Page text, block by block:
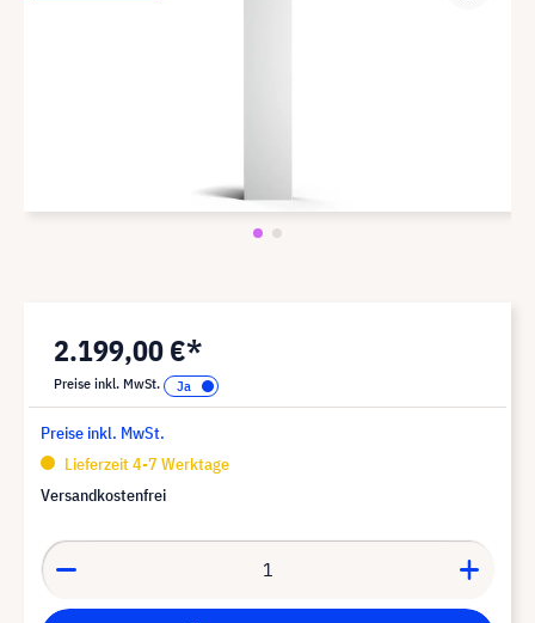
2.199,00 €*
Preise inkl. MwSt.
Preise inkl. MwSt.
Lieferzeit 4-7 Werktage
Versandkostenfrei